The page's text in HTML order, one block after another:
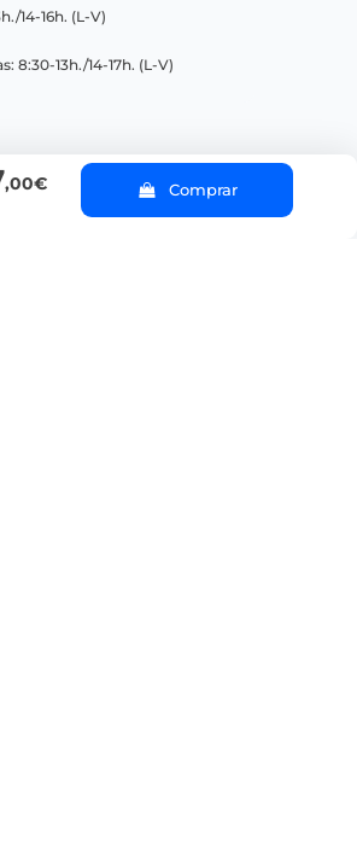
,00€ Comprar
14-16h. (L-V)
8:30-13h./14-17h. (L-V)
| Política de cookies |
Aviso legal y
compra |